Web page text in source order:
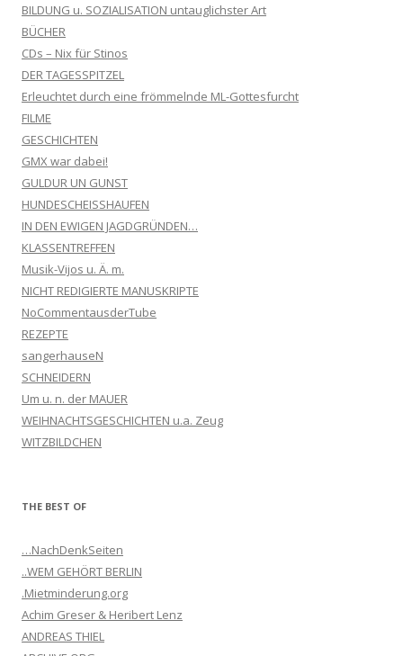
BILDUNG u. SOZIALISATION untauglichster Art
BÜCHER
CDs – Nix für Stinos
DER TAGESSPITZEL
Erleuchtet durch eine frömmelnde ML-Gottesfurcht
FILME
GESCHICHTEN
GMX war dabei!
GULDUR UN GUNST
HUNDESCHEISSHAUFEN
IN DEN EWIGEN JAGDGRÜNDEN…
KLASSENTREFFEN
Musik-Vijos u. Ä. m.
NICHT REDIGIERTE MANUSKRIPTE
NoCommentausderTube
REZEPTE
sangerhauseN
SCHNEIDERN
Um u. n. der MAUER
WEIHNACHTSGESCHICHTEN u.a. Zeug
WITZBILDCHEN
THE BEST OF
…NachDenkSeiten
..WEM GEHÖRT BERLIN
.Mietminderung.org
Achim Greser & Heribert Lenz
ANDREAS THIEL